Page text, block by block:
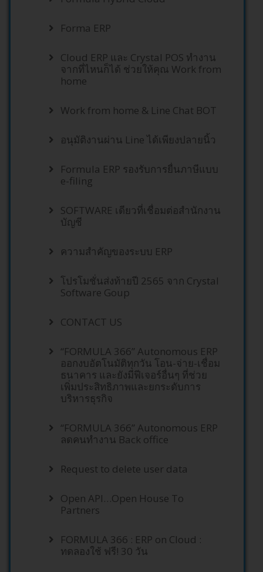
Forma ERP
Cloud ERP และ Crystal POS ทำงาน
จากที่ไหนก็ได้ ช่วยให้คุณ Work from
home
Work from home & Line Chat BOT
อนุมัติงานผ่าน Line ได้เพียงปลายนิ้ว
Formula ERP รองรับการยื่นภาษีแบบ
e-filing
SOFTWARE เดียวที่เชื่อมต่อสำนักงาน
บัญชี
ความสำคัญของระบบ ERP
โปรโมชั่นส่งท้ายปี 2565 จาก Crystal
Software Goup
CONTACT US
“FORMULA 366” Autonomous ERP
ออกงบอัตโนมัติทุกวัน โอน-จ่าย-เชื่อม
ธนาคาร และยังมีฟีเจอร์อื่นๆ ที่ช่วย
เพิ่มประสิทธิภาพและยกระดับการ
บริหารธุรกิจ
“FORMULA 366” Autonomous ERP
ลดคนทำงาน Back office
Request to delete user data
Open API…Open House To
Partners
FORMU LA 366 : ERP on Cloud :
ทดลองใช้ ฟรี! 30 วัน